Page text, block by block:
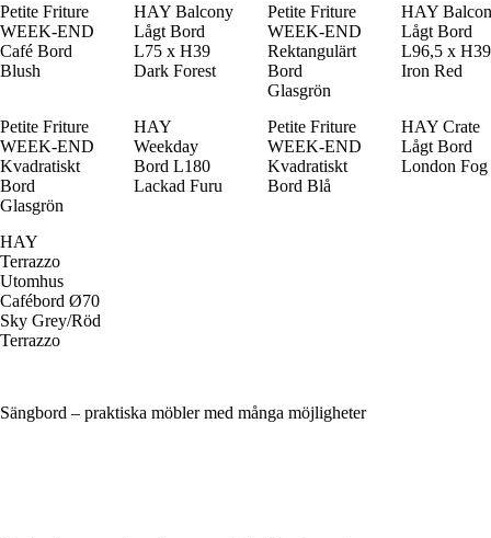
Petite Friture
WEEK-END
Café Bord
Blush
HAY Balcony
Lågt Bord
L75 x H39
Dark Forest
Petite Friture
WEEK-END
Rektangulärt
Bord
Glasgrön
HAY
Lågt Bord
L96,5 x H39
Iron Red
Petite Friture
WEEK-END
Kvadratiskt
Bord
Glasgrön
HAY
Weekday
Bord L180
Lackad Furu
Petite Friture
WEEK-END
Kvadratiskt
Bord Blå
HAY Crate
Lågt Bord
London Fog
HAY
Terrazzo
Utomhus
Cafébord Ø70
Sky Grey/Röd
Terrazzo
Sängbord – praktiska möbler med många möjligheter